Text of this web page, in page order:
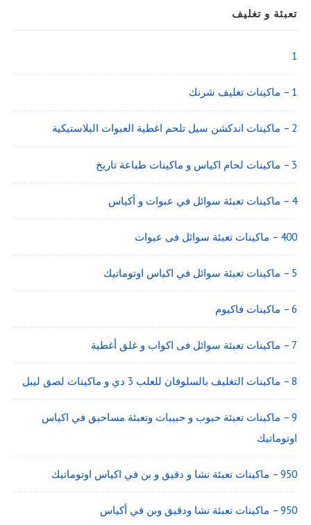
Sidebar
Widget
Area
تعبئة و تغليف
1
1 – ماكينات تغليف شرنك
2 – ماكينات اندكشن سيل تلحم اغطية العبوات البلاستيكية
3 – ماكينات لحام اكياس و ماكينات طباعة تاريخ
4 – ماكينات تعبئة سوائل في عبوات و أكياس
400 – ماكينات تعبئة سوائل فى عبوات
5 – ماكينات تعبئة سوائل في اكياس اوتوماتيك
6 – ماكينات فاكيوم
7 – ماكينات تعبئة سوائل فى اكواب و غلق أغطية
8 – ماكينات التغليف بالسلوفان للعلب 3 دي و ماكينات لصق ليبل
9 – ماكينات تعبئة حبوب و حبيبات وتعبئة مساحيق في اكياس
اوتوماتيك
950 – ماكينات تعبئة نشا و دقيق و بن في اكياس اوتوماتيك
950 – ماكينات تعبئة نشا ودقيق وبن في أكياس